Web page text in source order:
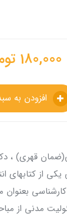
180,000
قهری) ،
از کتابهای
مدنی از